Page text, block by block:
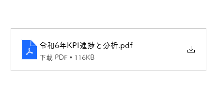
令和6年KPI進捗と分析 .pdf
下載 PDF • 116KB